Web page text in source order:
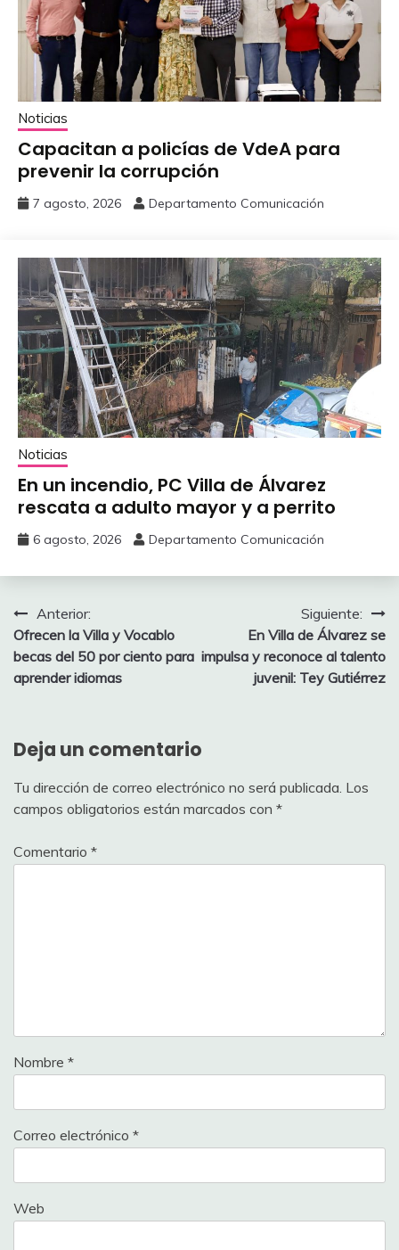
Noticias
Capacitan a policías de VdeA ‎para
prevenir la corrupción
7 agosto, 2026 Departamento Comunicación
Noticias
En un incendio, PC Villa de Álvarez
‎rescata a adulto mayor y a perrito
6 agosto, 2026 Departamento Comunicación
Navegación
de
entradas
Anterior:
Ofrecen la Villa y Vocablo
becas del 50 por ciento para
aprender idiomas
Siguiente:
En Villa de Álvarez se
impulsa y reconoce al talento
juvenil: Tey Gutiérrez
Deja un comentario
Tu dirección de correo electrónico no será publicada. Los
campos obligatorios están marcados con *
Comentario *
Nombre *
Correo electrónico *
Web